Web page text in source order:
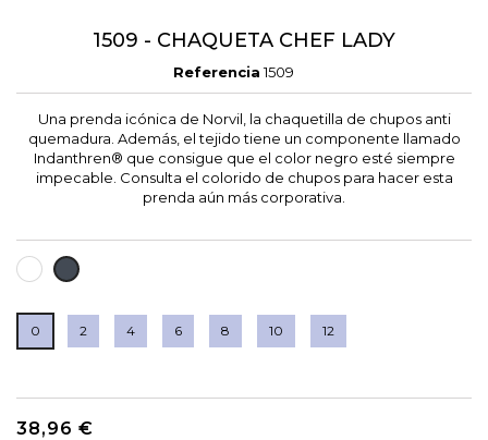
1509 - CHAQUETA CHEF LADY
Referencia 1509
Una prenda icónica de Norvil, la chaquetilla de chupos anti
quemadura. Además, el tejido tiene un componente llamado
Indanthren® que consigue que el color negro esté siempre
impecable. Consulta el colorido de chupos para hacer esta
prenda aún más corporativa.
BLANCO
NEGRO
0 2 4 6 8 10 12
38,96 €